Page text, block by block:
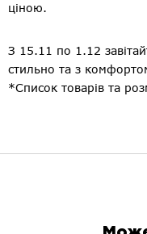
ціною.
З 15.11 по 1.12
стильно та з
*Список товарів та